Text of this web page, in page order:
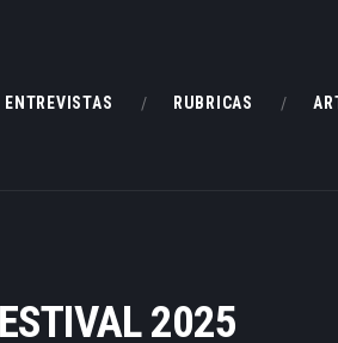
ENTREVISTAS RUBRICAS
2025